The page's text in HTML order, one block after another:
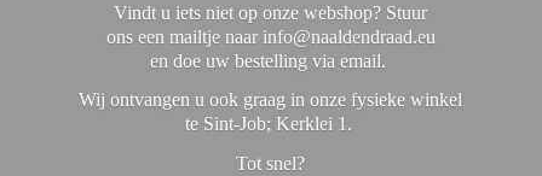
Vindt u iets niet op onze webshop? Stuur
ons een mailtje naar info@naaldendraad.eu
en doe uw bestelling via email.
Wij ontvangen u ook graag in onze fysieke winkel
te Sint-Job; Kerklei 1.
Tot snel?